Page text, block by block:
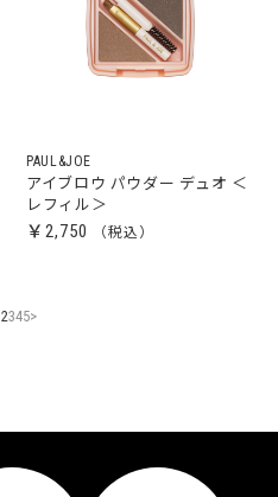
PAUL&JOE
アイブロウ パウダー デュオ ＜
レフィル＞
￥2,750
2345>